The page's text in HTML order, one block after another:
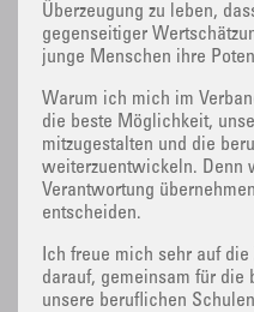
Überzeugung zu leben,
gegenseitiger
junge Menschen ihre
Warum ich mich im
die beste Möglichkeit,
mitzugestalten und die
weiterzuentwickeln. Denn
Verantwortung
entscheiden.
Ich freue mich sehr auf
darauf, gemeinsam für die
unsere beruflichen